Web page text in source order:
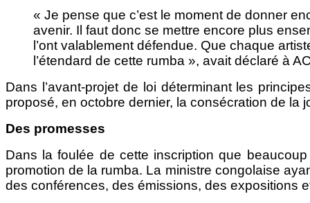
« Je pense que c’est le moment de donner
avenir. Il faut donc se mettre encore plus
l’ont valablement défendue. Que chaque
l’étendard de cette rumba », avait déclaré à
Dans l’avant-projet de loi déterminant les
proposé, en octobre dernier, la consécration de la
Des promesses
Dans la foulée de cette inscription que
promotion de la rumba. La ministre congolaise
des conférences, des émissions, des expositions